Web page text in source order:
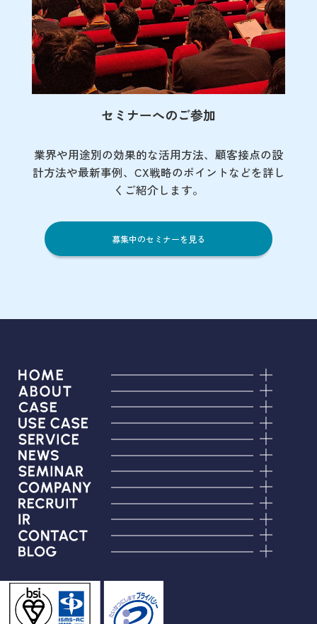
セミナーへのご参加
業界や用途別の効果的な活用方法、顧客接点の設
計方法や最新事例、CX戦略のポイントなどを詳し
くご紹介します。
募集中のセミナーを見る